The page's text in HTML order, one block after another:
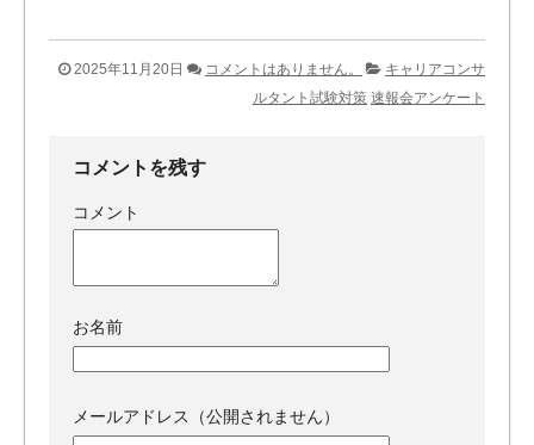
2025年11月20日 コメントはありません。
キャリアコンサ
ルタント試験対策 速報会アンケート
コメントを残す
コメント
お名前
メールアドレス（公開されません）